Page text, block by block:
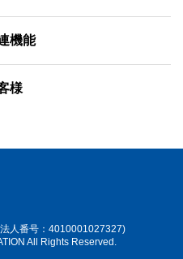
機能
様
人番号：4010001027327)
All Rights Reserved.